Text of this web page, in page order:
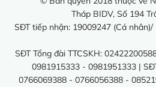
Tháp BIDV, Số 194
SĐT tiếp nhận: 19009247 (Cá
SĐT Tổng đài TTCSKH:
0981915333 - 0981951333 |
0766069388 - 0766056388 -